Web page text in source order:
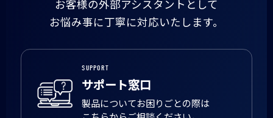
お客様の外部アシスタントとして
お悩み事に丁寧に対応いたします。
SUPPORT
サポート窓口
製品についてお困りごとの際は